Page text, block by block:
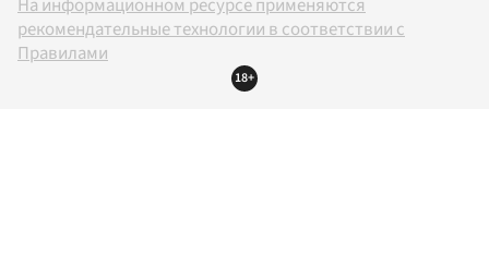
На информационном ресурсе применяются
рекомендательные технологии в соответствии с
Правилами
18+